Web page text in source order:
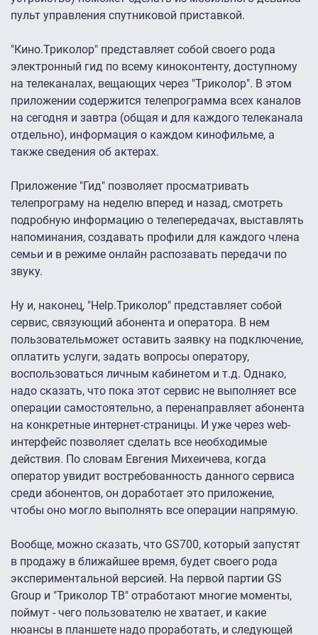
пульт управления спутниковой приставкой.
"Кино.Триколор" представляет собой своего рода
электронный гид по всему киноконтенту, доступному
на телеканалах, вещающих через "Триколор". В этом
приложении содержится телепрограмма всех каналов
на сегодня и завтра (общая и для каждого телеканала
отдельно), информация о каждом кинофильме, а
также сведения об актерах.
Приложение "Гид" позволяет просматривать
телепрограму на неделю вперед и назад, смотреть
подробную информацию о телепередачах, выставлять
напоминания, создавать профили для каждого члена
семьи и в режиме онлайн распозавать передачи по
звуку.
Ну и, наконец, "Help.Триколор" представляет собой
сервис, связующий абонента и оператора. В нем
пользовательможет оставить заявку на подключение,
оплатить услуги, задать вопросы оператору,
воспользоваться личным кабинетом и т.д. Однако,
надо сказать, что пока этот сервис не выполняет все
операции самостоятельно, а перенаправляет абонента
на конкретные интернет-страницы. И уже через web-
интерфейс позволяет сделать все необходимые
действия. По словам Евгения Михеичева, когда
оператор увидит востребованность данного сервиса
среди абонентов, он доработает это приложение,
чтобы оно могло выполнять все операции напрямую.
Вообще, можно сказать, что GS700, который запустят
в продажу в ближайшее время, будет своего рода
экспериментальной версией. На первой партии GS
Group и "Триколор ТВ" отработают многие моменты,
поймут - чего пользователю не хватает, и какие
нюансы в планшете надо проработать, и следующей